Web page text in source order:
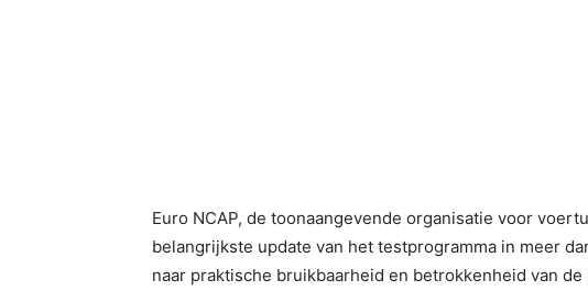
Euro NCAP, de toonaangevende organisatie voor
belangrijkste update van het testprogramma in meer
naar praktische bruikbaarheid en betrokkenheid van